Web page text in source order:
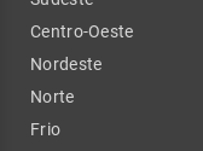
Centro-Oeste
Nordeste
Norte
Frio